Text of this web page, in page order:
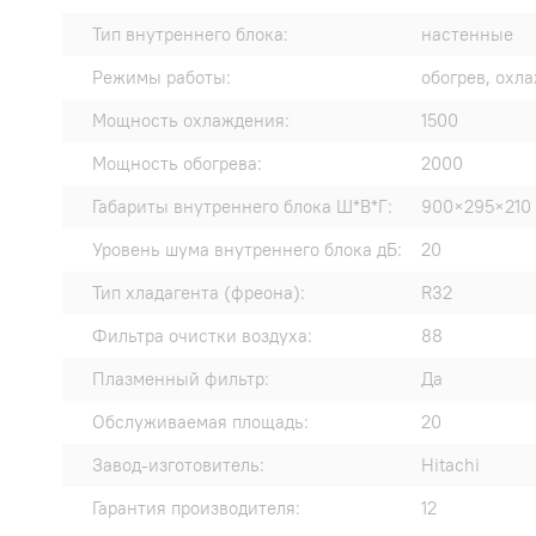
Тип внутреннего блока:
настенные
Режимы работы:
обогрев,
Мощность охлаждения:
1500
Мощность обогрева:
2000
Габариты внутреннего блока Ш*В*Г:
900×295×210
Уровень шума внутреннего блока дБ:
20
Тип хладагента (фреона):
R32
Фильтра очистки воздуха:
88
Плазменный фильтр:
Да
Обслуживаемая площадь:
20
Завод-изготовитель:
Hitachi
Гарантия производителя:
12